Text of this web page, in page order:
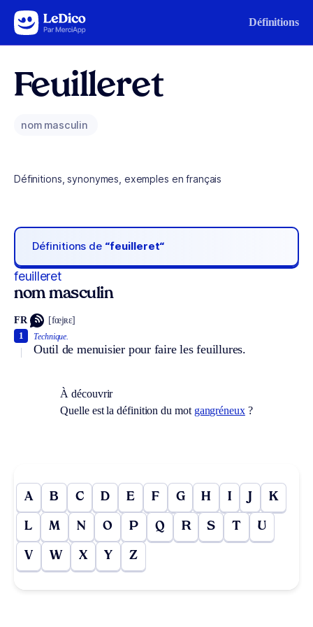
Aller au contenu Définitions
Feuilleret
nom masculin
Définitions, synonymes, exemples en français
Définitions de “feuilleret“
feuilleret
nom masculin
FR [fœjʀɛ]
Technique.
Outil de menuisier pour faire les feuillures.
1
À découvrir
Quelle est la définition du mot gangréneux?
A B C D E F G H I J K
L M N O P Q R S T U
V W X Y Z